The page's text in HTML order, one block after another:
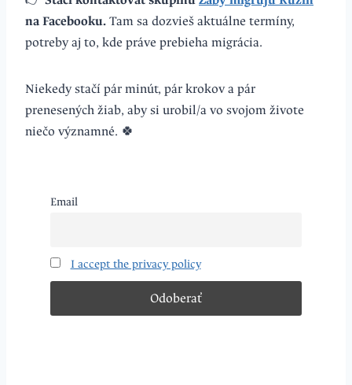
na Facebooku. Tam sa dozvieš aktuálne termíny,
potreby aj to, kde práve prebieha migrácia.
Niekedy stačí pár minút, pár krokov a pár
prenesených žiab, aby si urobil/a vo svojom živote
niečo významné. 🍀
Email
I accept the privacy policy